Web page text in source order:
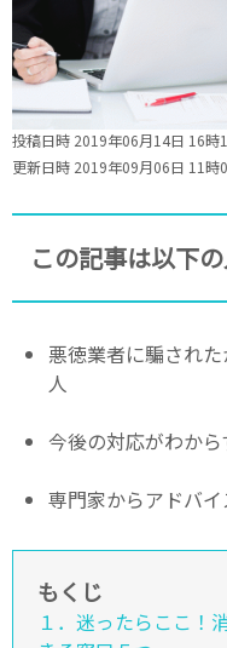
投稿日時 2019年06月14日 16時
更新日時 2019年09月06日 11時
この記事は以下
悪徳業者に騙され
人
今後の対応がわか
専門家からアドバ
もくじ
１．迷ったらここ！